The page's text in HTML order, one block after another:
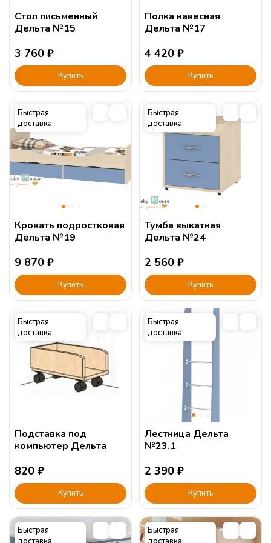
Стол письменный
Дельта №15
3 760 ₽
Купить
Полка навесная
Дельта №17
4 420 ₽
Купить
Быстрая
доставка
Кровать подростковая
Дельта №19
9 870 ₽
Купить
Быстрая
доставка
Тумба выкатная
Дельта №24
2 560 ₽
Купить
Быстрая
доставка
Подставка под
компьютер Дельта
820 ₽
Купить
Быстрая
доставка
Лестница Дельта
№23.1
2 390 ₽
Купить
Быстрая
Быстрая